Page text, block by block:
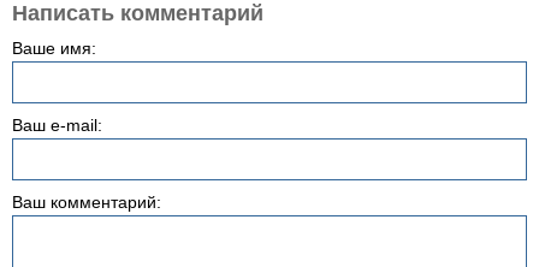
Написать комментарий
Ваше имя:
Ваш e-mail:
Ваш комментарий: